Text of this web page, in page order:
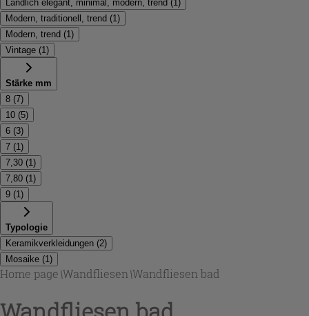
Ländlich elegant, minimal, modern, trend (1)
Modern, traditionell, trend (1)
Modern, trend (1)
Vintage (1)
Stärke mm
8 (7)
10 (5)
6 (3)
7 (1)
7,30 (1)
7,80 (1)
9 (1)
Typologie
Keramikverkleidungen (2)
Mosaike (1)
Home page\Wandfliesen \Wandfliesen bad